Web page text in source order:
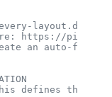
layout.dev/
https://
an auto-fill
defines the